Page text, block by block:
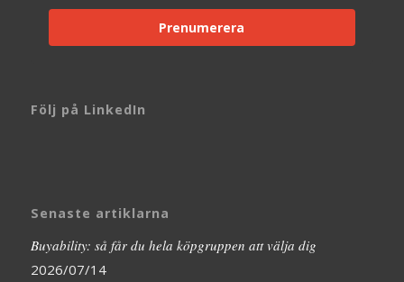
Prenumerera
Följ på LinkedIn
Senaste artiklarna
Buyability: så får du hela köpgruppen att välja dig
2026/07/14